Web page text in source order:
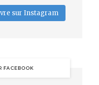
sur Instagram
FACEBOOK